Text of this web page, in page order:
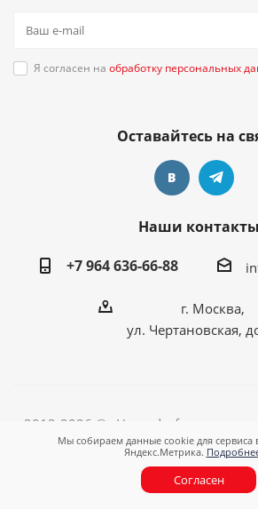
Мы собираем данные cookie для сервиса
Яндекс.Метрика.
Согласен
Я согласен на обработку персональных
Оставайтесь на
Наши контакты
+7 964 636-66-88
г. Москва,
ул. Чертановская,
2012-2026 © «Homedorf -
любимого дома!»